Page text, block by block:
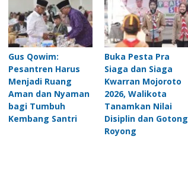
Gus Qowim:
Pesantren Harus
Menjadi Ruang
Aman dan Nyaman
bagi Tumbuh
Kembang Santri
Buka Pesta Pra
Siaga dan Siaga
Kwarran Mojoroto
2026, Walikota
Tanamkan Nilai
Disiplin dan Gotong
Royong